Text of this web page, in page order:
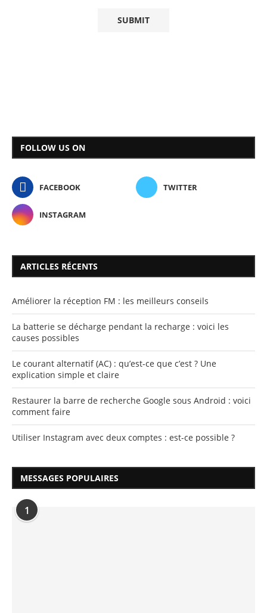
FOLLOW US ON
FACEBOOK TWITTER
INSTAGRAM
ARTICLES RÉCENTS
Améliorer la réception FM : les meilleurs conseils
La batterie se décharge pendant la recharge : voici les
causes possibles
Le courant alternatif (AC) : qu’est-ce que c’est ? Une
explication simple et claire
Restaurer la barre de recherche Google sous Android : voici
comment faire
Utiliser Instagram avec deux comptes : est-ce possible ?
MESSAGES POPULAIRES
1